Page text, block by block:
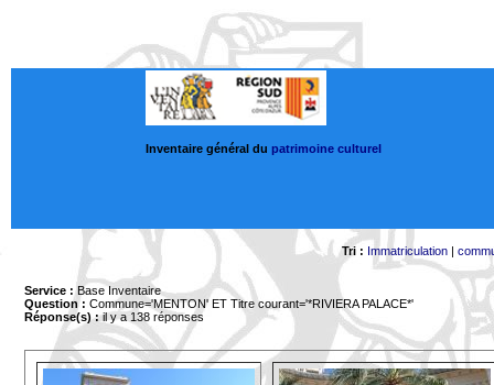
Inventaire général du patrimoine culturel
Tri : Immatriculation|
Service : Base Inventaire
Question : Commune='MENTON' ET Titre courant='*RIVIERA PALACE*'
Réponse(s) :il y a 138 réponses